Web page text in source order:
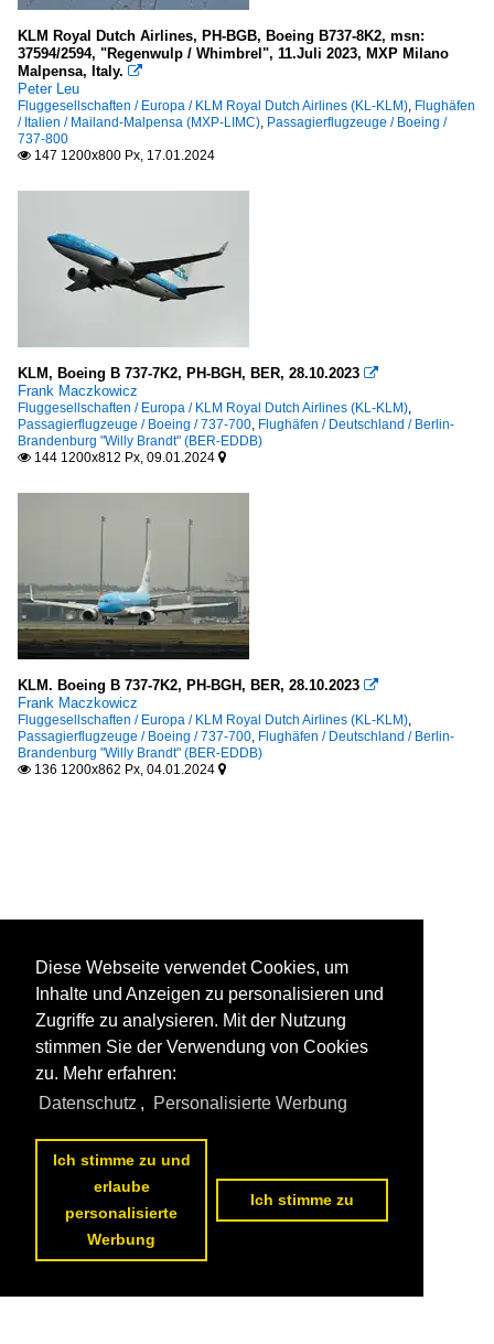
KLM Royal Dutch Airlines, PH-BGB, Boeing B737-8K2, msn:
37594/2594, "Regenwulp / Whimbrel", 11.Juli 2023, MXP Milano
Malpensa, Italy. 
Peter Leu
Fluggesellschaften / Europa / KLM Royal Dutch Airlines (KL-KLM), Flughäfen
/ Italien / Mailand-Malpensa (MXP-LIMC), Passagierflugzeuge / Boeing /
737-800
 147 1200x800 Px, 17.01.2024
KLM, Boeing B 737-7K2, PH-BGH, BER, 28.10.2023 
Frank Maczkowicz
Fluggesellschaften / Europa / KLM Royal Dutch Airlines (KL-KLM),
Passagierflugzeuge / Boeing / 737-700, Flughäfen / Deutschland / Berlin-
Brandenburg "Willy Brandt" (BER-EDDB)
 144 1200x812 Px, 09.01.2024 
KLM. Boeing B 737-7K2, PH-BGH, BER, 28.10.2023 
Frank Maczkowicz
Fluggesellschaften / Europa / KLM Royal Dutch Airlines (KL-KLM),
Passagierflugzeuge / Boeing / 737-700, Flughäfen / Deutschland / Berlin-
Brandenburg "Willy Brandt" (BER-EDDB)
 136 1200x862 Px, 04.01.2024 
Diese Webseite verwendet Cookies, um
Inhalte und Anzeigen zu personalisieren und
Zugriffe zu analysieren. Mit der Nutzung
stimmen Sie der Verwendung von Cookies
zu. Mehr erfahren:
Datenschutz , Personalisierte Werbung
Ich stimme zu und
erlaube
personalisierte
Werbung
Ich stimme zu